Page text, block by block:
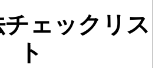
ェックリス
ト